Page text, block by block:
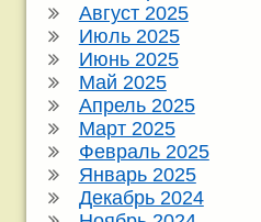
Август 2025
Июль 2025
Июнь 2025
Май 2025
Апрель 2025
Март 2025
Февраль 2025
Январь 2025
Декабрь 2024